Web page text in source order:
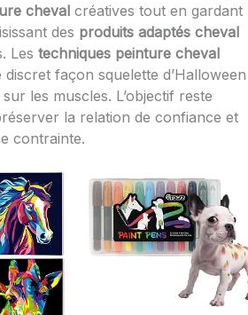
chevalcréatives tout en gardant
des produits adaptés cheval
Les techniques peinture cheval
façon squelette d’Halloween
les muscles. L’objectif reste
la relation de confiance et
contrainte.